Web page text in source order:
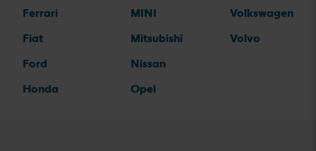
Ferrari
Fiat
Ford
Honda
MINI
Mitsubishi
Nissan
Opel
Volkswagen
Volvo